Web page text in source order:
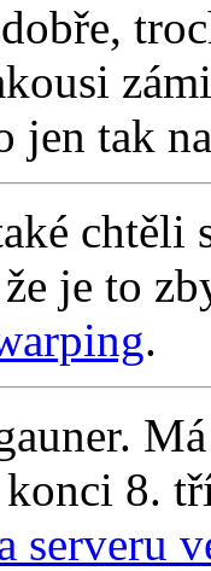
jen tak
chtěli
je to
.
konci 8.
serveru